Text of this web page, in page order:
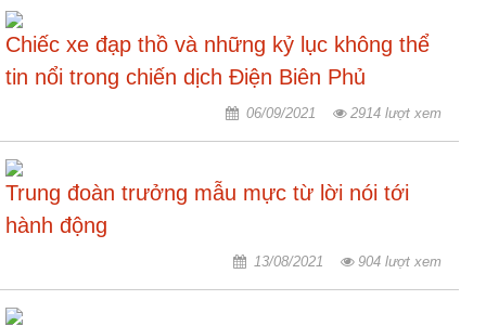
thức
khen
thưởng
kỳ
Đại
hội
TĐYN
Hoạt
Chiếc xe đạp thồ và những kỷ lục không thể
tin nổi trong chiến dịch Điện Biên Phủ
06/09/2021 2914 lượt xem
Trung đoàn trưởng mẫu mực từ lời nói tới
hành động
13/08/2021 904 lượt xem